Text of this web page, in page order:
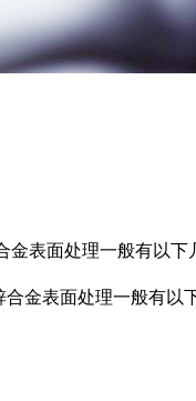
锌合金表面处理一
金表面处理一般有以